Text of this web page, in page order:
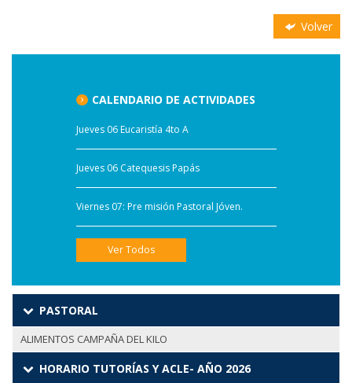
Volver
CALENDARIO DE ACTIVIDADES
Jueves 06 Eucaristía 4to A
Jueves 06 Catequesis Papás
Viernes 07: Pre misión Pastoral Jóven.
Ver Todos
PASTORAL
ALIMENTOS CAMPAÑA DEL KILO
HORARIO TUTORÍAS Y ACLE- AÑO 2026